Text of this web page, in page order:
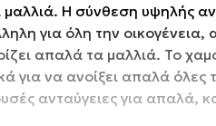
Η σύνθεση υψηλής
για όλη την
απαλά τα μαλλιά. Το
για να ανοίξει απαλά
ανταύγειες για απαλά,